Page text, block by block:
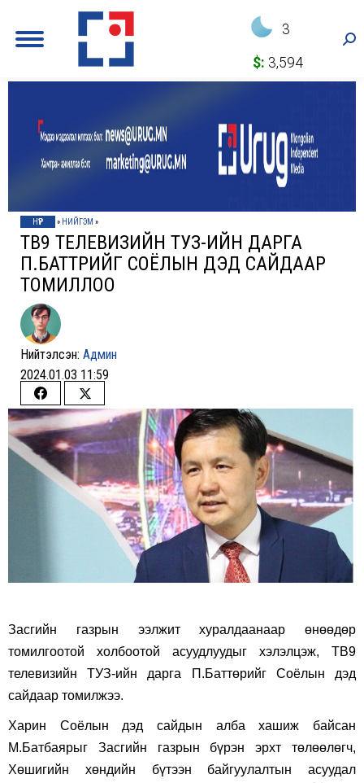
3
$: 3,594
НҮҮР » НИЙГЭМ »
ТВ9 ТЕЛЕВИЗИЙН ТУЗ-ИЙН ДАРГА
П.БАТТӨРИЙГ СОЁЛЫН ДЭД САЙДААР
ТОМИЛЛОО
Нийтэлсэн: Админ
2024.01.03 11:59
Share
on
Facebook
Share
on
Twitter
Засгийн газрын ээлжит хуралдаанаар өнөөдөр
томилгоотой холбоотой асуудлуудыг хэлэлцэж, ТВ9
телевизийн ТУЗ-ийн дарга П.Баттөрийг Соёлын дэд
сайдаар томилжээ.
Харин Соёлын дэд сайдын алба хашиж байсан
М.Батбаярыг Засгийн газрын бүрэн эрхт төлөөлөгч,
Хөшигийн хөндийн бүтээн байгуулалтын асуудал